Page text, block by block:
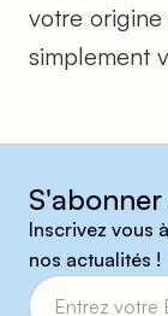
votre origine
simplement
Inscrivez vous
nos actualités !